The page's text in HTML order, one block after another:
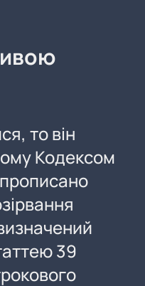
то він
Кодексом
39